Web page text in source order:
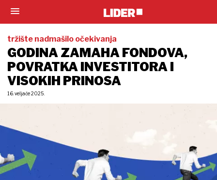
tržište nadmašilo očekivanja
GODINA ZAMAHA FONDOVA,
POVRATKA INVESTITORA I
VISOKIH PRINOSA
16. veljače 2025.